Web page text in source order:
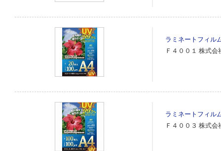
ラミネートフィ
Ｆ４００１ 株式会
ラミネートフィ
Ｆ４００３ 株式会